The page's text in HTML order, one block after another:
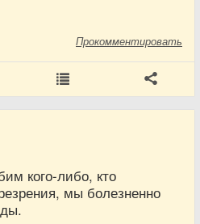
Прокомментировать
кого-либо, кто
мы болезненно